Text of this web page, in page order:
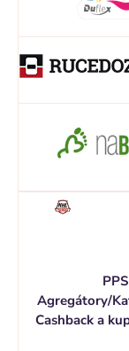
Agregátory/
Cashback a